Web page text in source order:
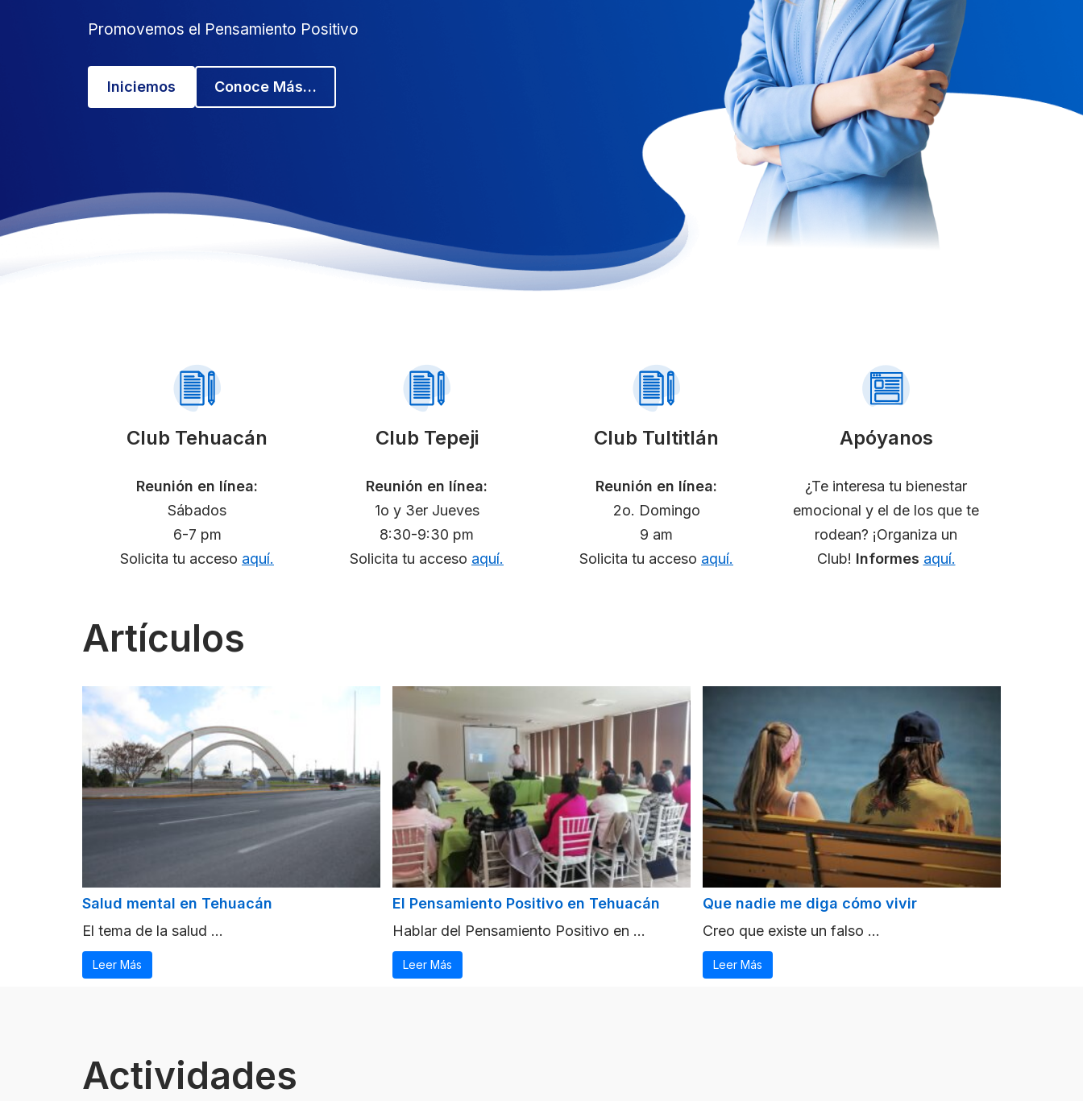
Promovemos el Pensamiento Positivo
Iniciemos Conoce Más…
Club Tehuacán
Reunión en línea:
Sábados
6-7 pm
Solicita tu acceso aquí.
Club Tepeji
Reunión en línea:
1o y 3er Jueves
8:30-9:30 pm
Solicita tu acceso aquí.
Club Tultitlán
Reunión en línea:
2o. Domingo
9 am
Solicita tu acceso aquí.
Apóyanos
¿Te interesa tu bienestar
emocional y el de los que te
rodean? ¡Organiza un
Club! Informes aquí.
Artículos
Salud mental en Tehuacán
El tema de la salud ...
Leer Más
El Pensamiento Positivo en Tehuacán
Hablar del Pensamiento Positivo en ...
Leer Más
Que nadie me diga cómo vivir
Creo que existe un falso ...
Leer Más
Actividades